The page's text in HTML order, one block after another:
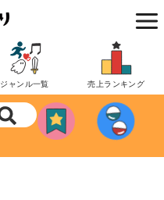
ジャンル一覧 売上ランキング